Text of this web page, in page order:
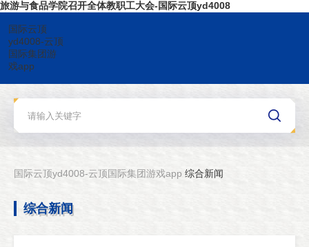
旅游与食品学院召开全体教职工大会-国际云顶yd4008
国际云顶
yd4008-云顶
国际集团游
戏app
国际云顶yd4008-云顶国际集团游戏app 综合新闻
综合新闻